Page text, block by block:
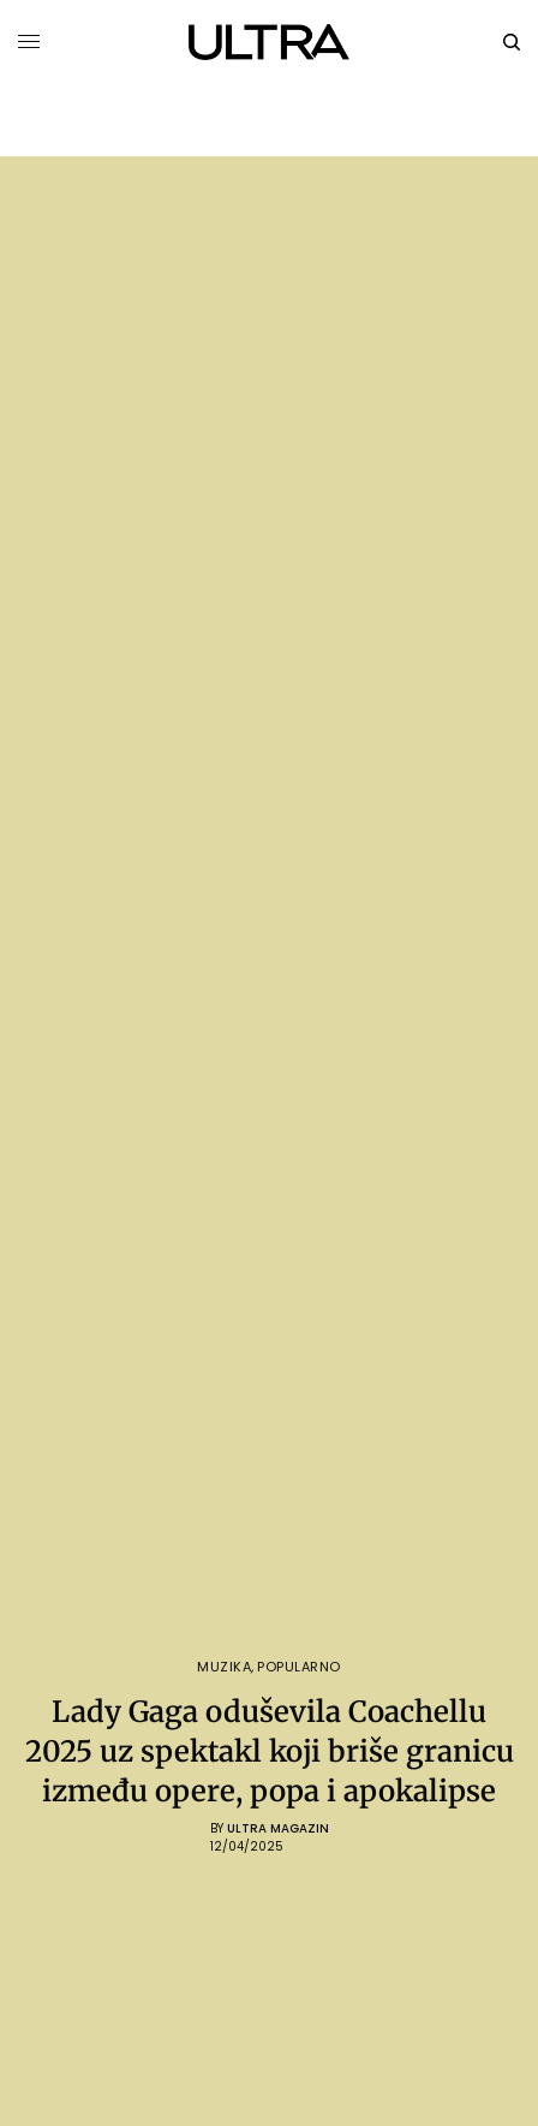
MUZIKA, POPULARNO
Lady Gaga oduševila Coachellu
2025 uz spektakl koji briše granicu
između opere, popa i apokalipse
BY ULTRA MAGAZIN
12/04/2025